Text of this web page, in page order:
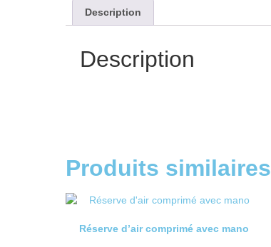
Description
Description
Produits similaires
Réserve d’air comprimé avec mano